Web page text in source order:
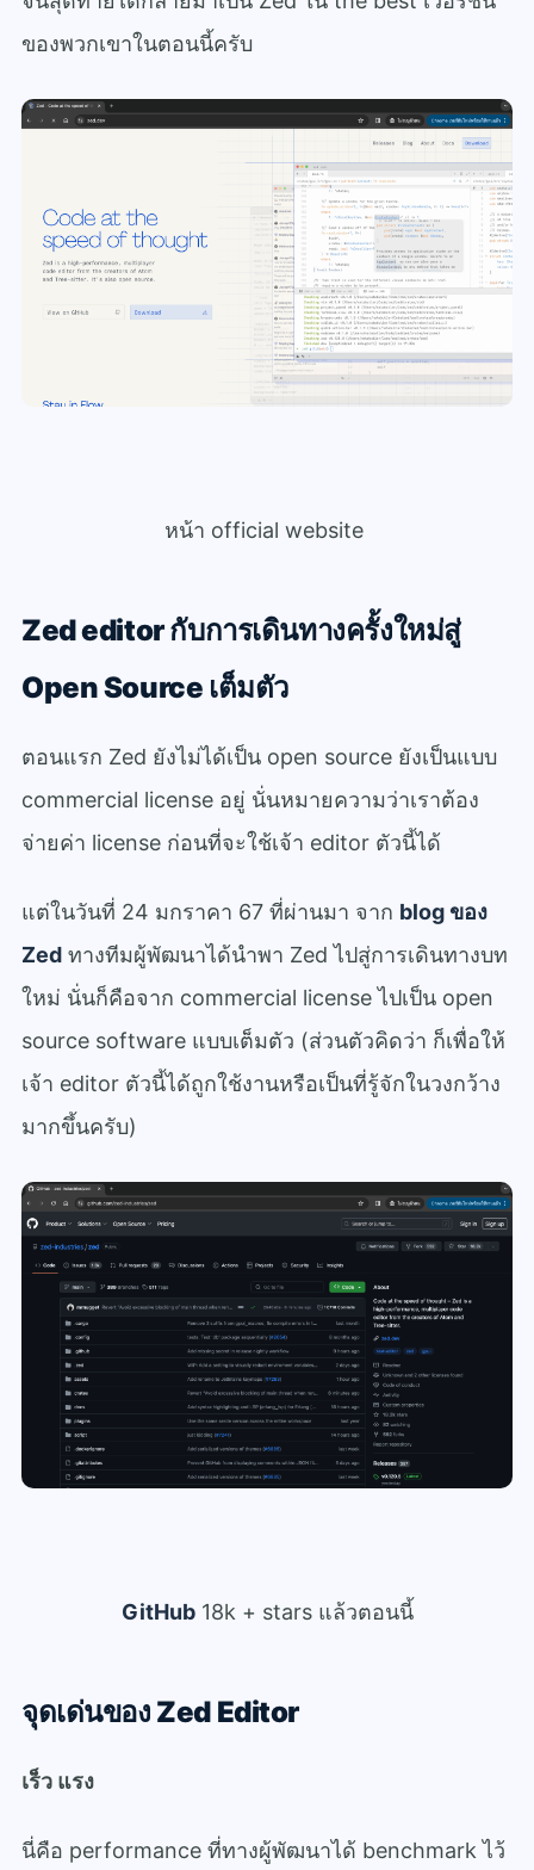
ของพวกเขาในตอนนี้ครับ
หน้า official website
Zed editor กับการเดินทางครั้งใหม่สู่
Open Source เต็มตัว
ตอนแรก Zed ยังไม่ได้เป็น open source ยังเป็นแบบ
commercial license อยู่ นั่นหมายความว่าเราต้อง
จ่ายค่า license ก่อนที่จะใช้เจ้า editor ตัวนี้ได้
แต่ในวันที่ 24 มกราคา 67 ที่ผ่านมา จาก blog ของ
Zed ทางทีมผู้พัฒนาได้นำพา Zed ไปสู่การเดินทางบท
ใหม่ นั่นก็คือจาก commercial license ไปเป็น open
source software แบบเต็มตัว (ส่วนตัวคิดว่า ก็เพื่อให้
เจ้า editor ตัวนี้ได้ถูกใช้งานหรือเป็นที่รู้จักในวงกว้าง
มากขึ้นครับ)
GitHub18k + stars แล้วตอนนี้
จุดเด่นของ Zed Editor
เร็ว แรง
นี่คือ performance ที่ทางผู้พัฒนาได้ benchmark ไว้